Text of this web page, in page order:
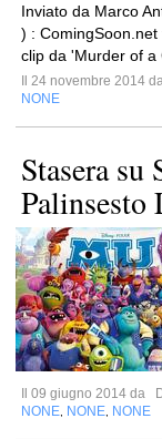
Inviato da Marco
) :
clip da 'Murder of a
Il 24 novembre 2014
NONE
Stasera
Palinsesto
Il 09 giugno 2014 da
NONE NONE NONE